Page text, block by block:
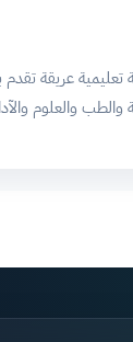
عريقة تقدم
والعلوم